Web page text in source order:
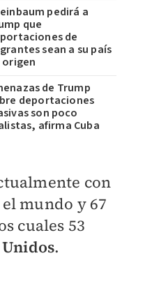
pedirá a
que
de
sean a su país
origen
de Trump
deportaciones
son poco
afirma Cuba
con
mundo y 67
cuales 53
.